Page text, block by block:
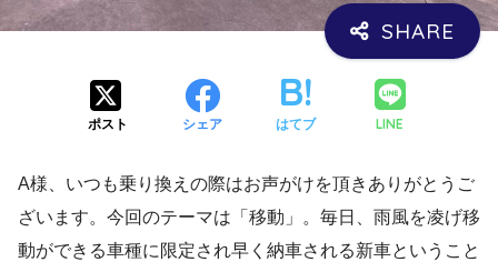
ポスト シェア はてブ LINE
A様、いつも乗り換えの際はお声がけを頂きありがとうご
ざいます。今回のテーマは「移動」。毎日、雨風を凌げ移
動ができる車種に限定され早く納車される新車ということ